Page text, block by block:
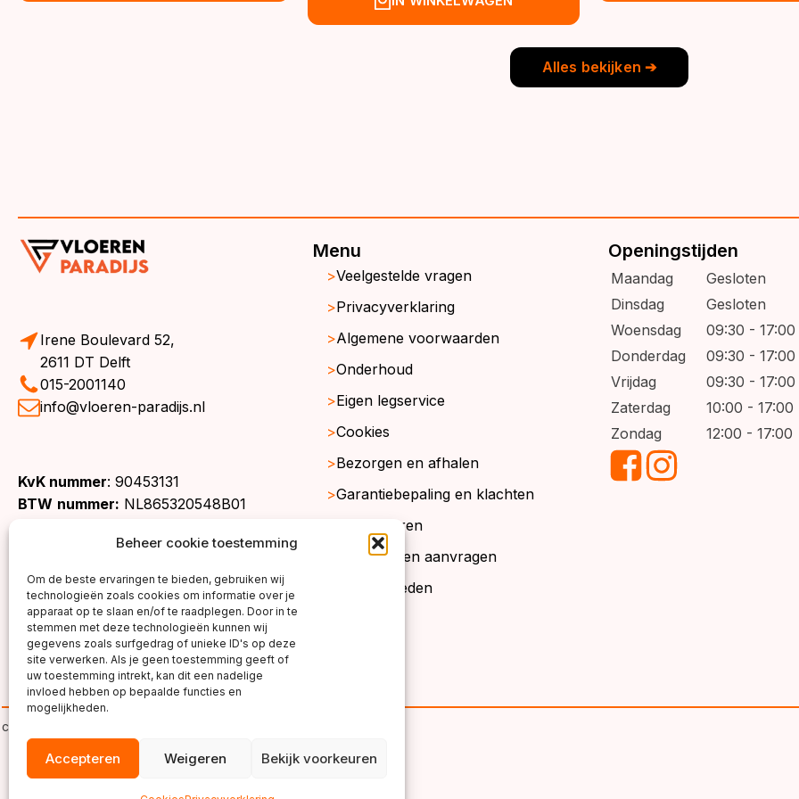
Beheer cookie toestemming
Om de beste ervaringen te bieden, gebruiken wij
technologieën zoals cookies om informatie over je
apparaat op te slaan en/of te raadplegen. Door in te
stemmen met deze technologieën kunnen wij
gegevens zoals surfgedrag of unieke ID's op deze
site verwerken. Als je geen toestemming geeft of
uw toestemming intrekt, kan dit een nadelige
invloed hebben op bepaalde functies en
mogelijkheden.
Accepteren Weigeren Bekijk voorkeuren
Alles bekijken ➔
Irene Boulevard 52,
2611 DT Delft
015-2001140
info@vloeren-paradijs.nl
KvK nummer: 90453131
BTW nummer: NL865320548B01
Menu
Veelgestelde vragen
Privacyverklaring
Algemene voorwaarden
Onderhoud
Eigen legservice
Cookies
Bezorgen en afhalen
Garantiebepaling en klachten
Retourneren
Gratis stalen aanvragen
Werkgebieden
Openingstijden
Maandag
Gesloten
Dinsdag
Gesloten
Woensdag
09:30 - 17:00
Donderdag
09:30 - 17:00
Vrijdag
09:30 - 17:00
Zaterdag
10:00 - 17:00
Zondag
12:00 - 17:00
copyright ©2026